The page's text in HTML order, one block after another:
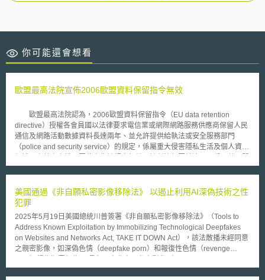
你可能還會想看
歐盟最高法院宣佈2006歐盟資料保留指令無效
歐盟最高法院認為，2006歐盟資料保留指令（EU data retention
directive）授權各會員國以法律要求電信業或網際網路服務供應商保留人民
通信及網路活動數據資料長達兩年、並允許提供給執法或安全服務部門
（police and security service）的規定，係屬重大侵害隱私生活及個人資料
團體向歐盟法院提出申訴，目前28名歐盟會員國正共同起草新的資料保護法
通信地點及通信頻率。歐盟最高法院判決中表示，雖然肯定該規定對於偵
查、追溯重大犯罪有其必要性及正當性，但對保留期間（6個月至2年）欠缺
明確的保留標準，而過度侵犯個人隱私生活及未提供適當的個人資料保護措
施，並不符合比例原則。 針對此一歐盟最高法院判決的宣示意涵，英
國政府發言人表示通信數據的保留對執法部門偵查犯罪及確保國家安全是絕
對必要的，若電信公司無法保留並提供給執法部門，很可能危及國安。
無論如何，歐盟最高法院的決定，重新宣告了人民隱私權及個人資料的
人民的通信資料和網路行動，這是無視且扭曲基本人權的行為。該則判決為
美國通過《非自願私密影像移除法》 以遏止利用AI深偽技術之性
犯罪
2025年5月19日美國總統川普簽署《非自願私密影像移除法》（Tools to
Address Known Exploitation by Immobilizing Technological Deepfakes
on Websites and Networks Act, TAKE IT DOWN Act），該法散播未經同意
之親密影像，如深偽色情（deepfake porn）和報復性色情（revenge
Intimate Image, NCII）所造成的傷害一直無法被有效處理，AI深偽技術出現